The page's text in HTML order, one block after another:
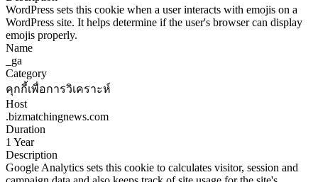
WordPress sets this cookie when a user interacts with emojis on a
WordPress site. It helps determine if the user's browser can display
emojis properly.
Name
_ga
Category
คุกกี้เพื่อการวิเคราะห์
Host
.bizmatchingnews.com
Duration
1 Year
Description
Google Analytics sets this cookie to calculates visitor, session and